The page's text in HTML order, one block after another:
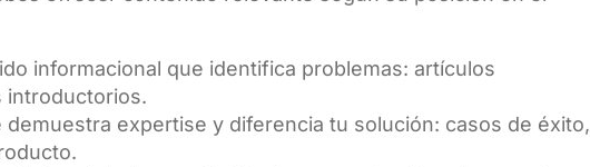
informacional que identifica problemas: artículos
introductorios.
demuestra expertise y diferencia tu solución: casos de éxito,